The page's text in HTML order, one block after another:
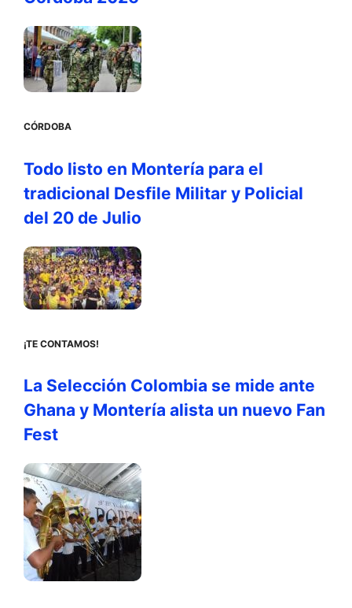
CÓRDOBA
Todo listo en Montería para el
tradicional Desfile Militar y Policial
del 20 de Julio
¡TE CONTAMOS!
La Selección Colombia se mide ante
Ghana y Montería alista un nuevo Fan
Fest